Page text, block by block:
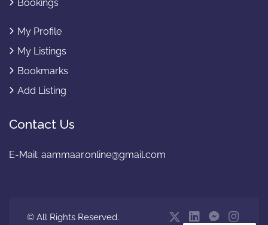
Bookings
My Profile
My Listings
Bookmarks
Add Listing
Contact Us
E-Mail: aammaar.online@gmail.com
© All Rights Reserved.